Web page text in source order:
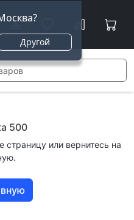
Другой
500
страницу или вернитесь на